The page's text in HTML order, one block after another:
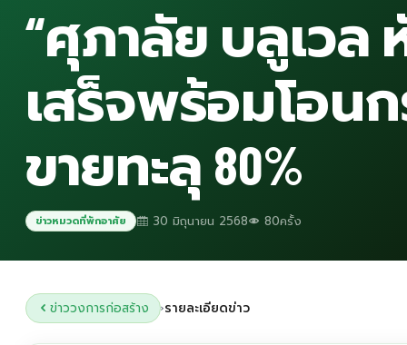
“ศุภาลัย บลูเวล
เสร็จพร้อมโอน
ขายทะลุ 80%
ข่าวหมวดที่พักอาศัย 30 มิถุนายน 2568 80ครั้ง
ข่าววงการก่อสร้าง ›รายละเอียดข่าว